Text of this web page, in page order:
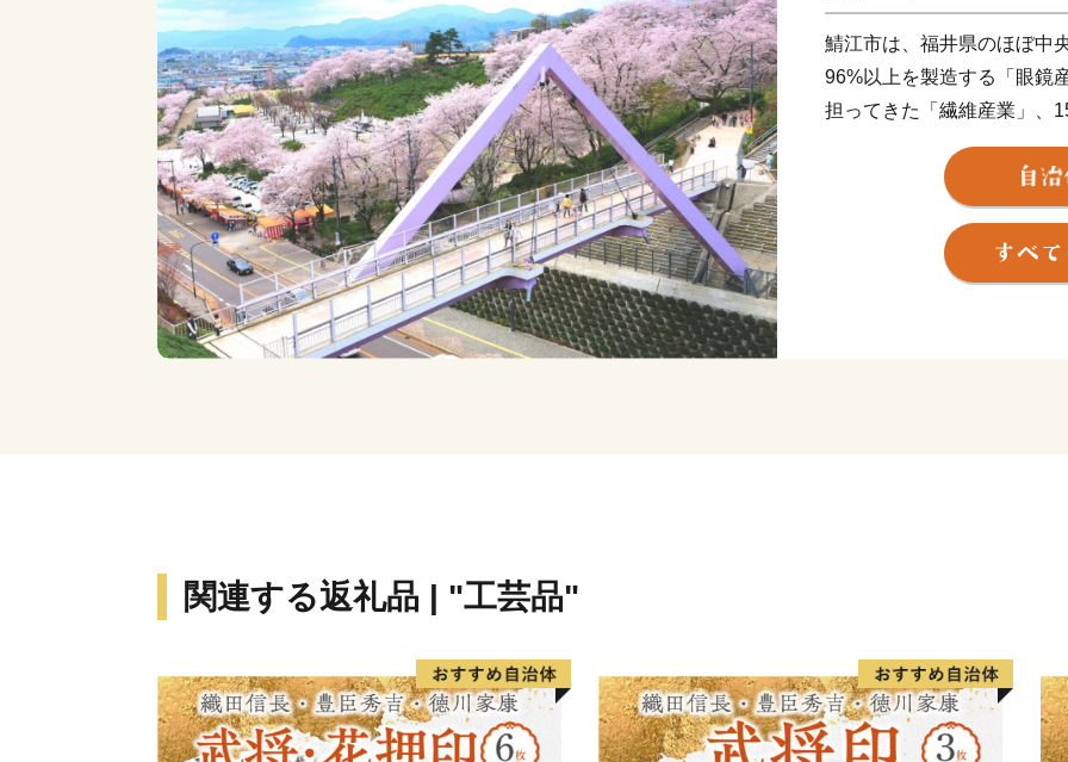
鯖江市は、福井県のほぼ中
96%以上を製造する「眼鏡
担ってきた「繊維産業」、
器の8割を占める「漆器産
が集積した「ものづくりの
近年では長年のメガネ製造
スマートグラス等の分野に
古墳の多い古代ロマンのま
した地域には当時をしの
〈プライバシーポリシー（
お客様からいただいた個人
関係法令で定められた場合
関連する返礼品 | "工芸品"